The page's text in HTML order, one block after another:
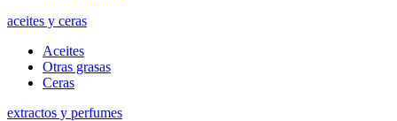
aceites y ceras
Aceites
Otras grasas
Ceras
extractos y perfumes